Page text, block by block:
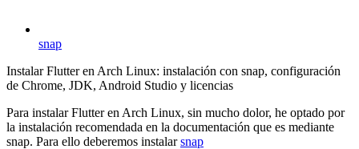
snap
Instalar Flutter en Arch Linux: instalación con snap, configuración
de Chrome, JDK, Android Studio y licencias
Para instalar Flutter en Arch Linux, sin mucho dolor, he optado por
la instalación recomendada en la documentación que es mediante
snap. Para ello deberemos instalarsnap